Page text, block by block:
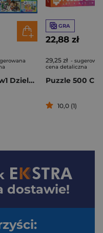
Puzzle 10w1 Dzielna drużyna Psiego Patrolu TREFL
GRA
22,88 zł
29,25 zł -
cena detaliczna
10,0 (1)
dostawie!